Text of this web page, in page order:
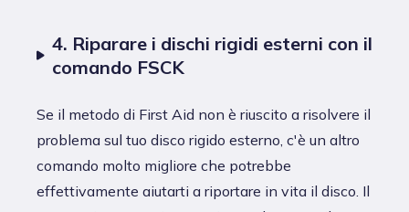
4. Riparare i dischi rigidi esterni con il
comando FSCK
Se il metodo di First Aid non è riuscito a risolvere il
problema sul tuo disco rigido esterno, c'è un altro
comando molto migliore che potrebbe
effettivamente aiutarti a riportare in vita il disco. Il